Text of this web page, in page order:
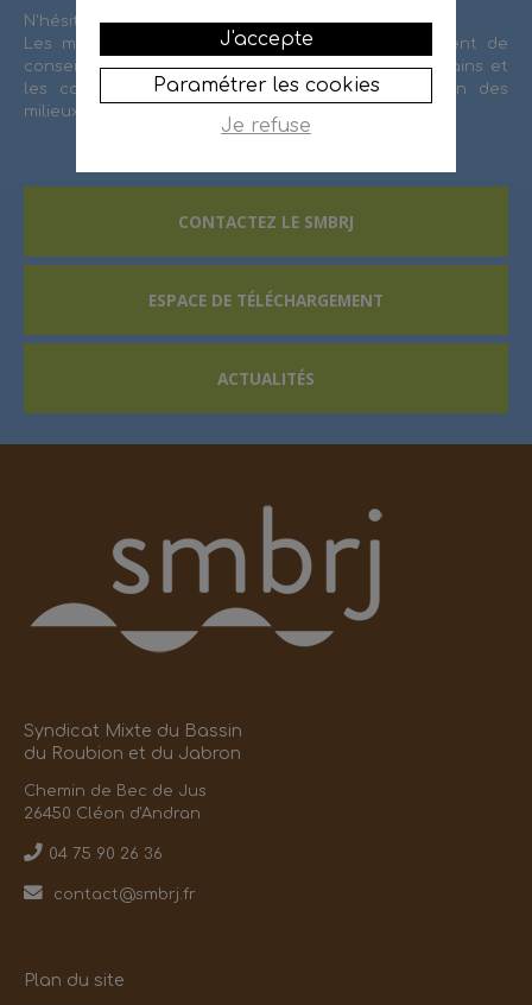
N'hésitez pas à contacter le SMBRJ.
Les missions de l'équipe technique sont également de
conseiller et d'accompagner les propriétaires riverains et
les collectivités sur l'entretien et la préservation des
milieux aquatiques et de la ressource en eau.
CONTACTEZ LE SMBRJ
ESPACE DE TÉLÉCHARGEMENT
ACTUALITÉS
Syndicat Mixte du Bassin
du Roubion et du Jabron
Chemin de Bec de Jus
26450 Cléon d'Andran
04 75 90 26 36
contact@smbrj.fr
Plan du site
J'accepte
Paramétrer les cookies
Je refuse